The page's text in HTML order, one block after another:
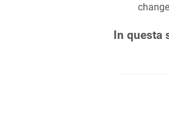
In questa